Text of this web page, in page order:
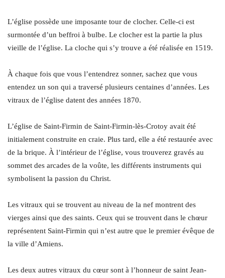
L’église possède une imposante tour de clocher. Celle-ci est
surmontée d’un beffroi à bulbe. Le clocher est la partie la plus
vieille de l’église. La cloche qui s’y trouve a été réalisée en 1519.
À chaque fois que vous l’entendrez sonner, sachez que vous
entendez un son qui a traversé plusieurs centaines d’années. Les
vitraux de l’église datent des années 1870.
L’église de Saint-Firmin de Saint-Firmin-lès-Crotoy avait été
initialement construite en craie. Plus tard, elle a été restaurée avec
de la brique. À l’intérieur de l’église, vous trouverez gravés au
sommet des arcades de la voûte, les différents instruments qui
symbolisent la passion du Christ.
Les vitraux qui se trouvent au niveau de la nef montrent des
vierges ainsi que des saints. Ceux qui se trouvent dans le chœur
représentent Saint-Firmin qui n’est autre que le premier évêque de
la ville d’Amiens.
Les deux autres vitraux du cœur sont à l’honneur de saint Jean-